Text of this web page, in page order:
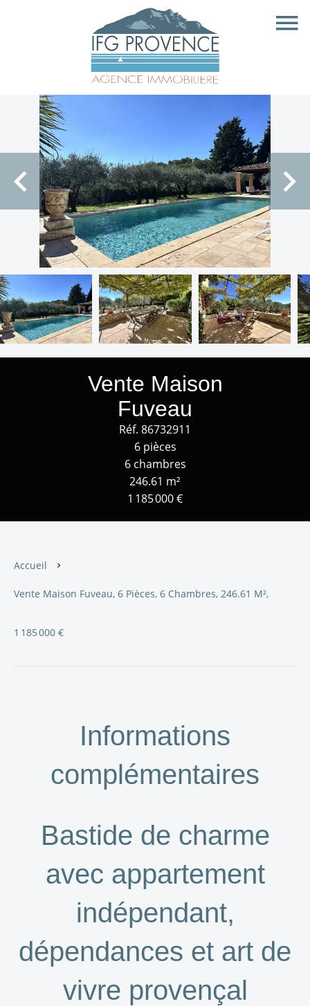
Vente Maison
Fuveau
Réf. 86732911
6 pièces
6 chambres
246.61 m²
1 185 000 €
Accueil
Vente Maison Fuveau, 6 Pièces, 6 Chambres, 246.61 M²,
1 185 000 €
Informations
complémentaires
Bastide de charme
avec appartement
indépendant,
dépendances et art de
vivre provençal